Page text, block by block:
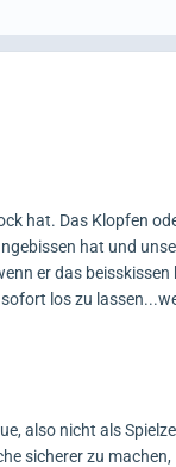
hat. Das Klopfen
hat und
er das
los zu
also nicht als
sicherer zu